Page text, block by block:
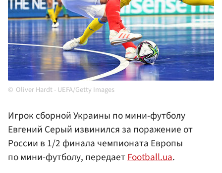
Oliver Hardt - UEFA/Getty Images
Игрок сборной Украины по мини-футболу
Евгений Серый извинился за поражение от
России в 1/2 финала чемпионата Европы
по мини-футболу, передаетFootball.ua.